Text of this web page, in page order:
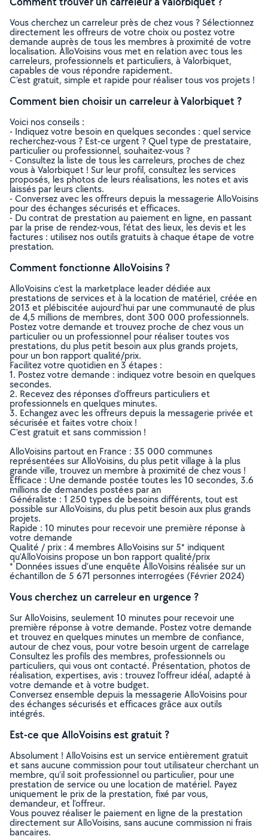
Vous cherchez un carreleur près de chez vous ? Sélectionnez
directement les offreurs de votre choix ou postez votre
demande auprès de tous les membres à proximité de votre
localisation. AlloVoisins vous met en relation avec tous les
carreleurs, professionnels et particuliers, à Valorbiquet,
capables de vous répondre rapidement.
C’est gratuit, simple et rapide pour réaliser tous vos projets !
Comment bien choisir un carreleur à Valorbiquet ?
Voici nos conseils :
- Indiquez votre besoin en quelques secondes : quel service
recherchez-vous ? Est-ce urgent ? Quel type de prestataire,
particulier ou professionnel, souhaitez-vous ?
- Consultez la liste de tous les carreleurs, proches de chez
vous à Valorbiquet ! Sur leur profil, consultez les services
proposés, les photos de leurs réalisations, les notes et avis
laissés par leurs clients.
- Conversez avec les offreurs depuis la messagerie AlloVoisins
pour des échanges sécurisés et efficaces.
- Du contrat de prestation au paiement en ligne, en passant
par la prise de rendez-vous, l’état des lieux, les devis et les
factures : utilisez nos outils gratuits à chaque étape de votre
prestation.
Comment fonctionne AlloVoisins ?
AlloVoisins c’est la marketplace leader dédiée aux
prestations de services et à la location de matériel, créée en
2013 et plébiscitée aujourd’hui par une communauté de plus
de 4,5 millions de membres, dont 300 000 professionnels.
Postez votre demande et trouvez proche de chez vous un
particulier ou un professionnel pour réaliser toutes vos
prestations, du plus petit besoin aux plus grands projets,
pour un bon rapport qualité/prix.
Facilitez votre quotidien en 3 étapes :
1. Postez votre demande : indiquez votre besoin en quelques
secondes.
2. Recevez des réponses d’offreurs particuliers et
professionnels en quelques minutes.
3. Echangez avec les offreurs depuis la messagerie privée et
sécurisée et faites votre choix !
C’est gratuit et sans commission !
AlloVoisins partout en France : 35 000 communes
représentées sur AlloVoisins, du plus petit village à la plus
grande ville, trouvez un membre à proximité de chez vous !
Efficace : Une demande postée toutes les 10 secondes, 3.6
millions de demandes postées par an
Généraliste : 1 250 types de besoins différents, tout est
possible sur AlloVoisins, du plus petit besoin aux plus grands
projets.
Rapide : 10 minutes pour recevoir une première réponse à
votre demande
Qualité / prix : 4 membres AlloVoisins sur 5* indiquent
qu’AlloVoisins propose un bon rapport qualité/prix
* Données issues d’une enquête AlloVoisins réalisée sur un
échantillon de 5 671 personnes interrogées (Février 2024)
Vous cherchez un carreleur en urgence ?
Sur AlloVoisins, seulement 10 minutes pour recevoir une
première réponse à votre demande. Postez votre demande
et trouvez en quelques minutes un membre de confiance,
autour de chez vous, pour votre besoin urgent de carrelage
Consultez les profils des membres, professionnels ou
particuliers, qui vous ont contacté. Présentation, photos de
réalisation, expertises, avis : trouvez l'offreur idéal, adapté à
votre demande et à votre budget.
Conversez ensemble depuis la messagerie AlloVoisins pour
des échanges sécurisés et efficaces grâce aux outils
intégrés.
Est-ce que AlloVoisins est gratuit ?
Absolument ! AlloVoisins est un service entièrement gratuit
et sans aucune commission pour tout utilisateur cherchant un
membre, qu’il soit professionnel ou particulier, pour une
prestation de service ou une location de matériel. Payez
uniquement le prix de la prestation, fixé par vous,
demandeur, et l’offreur.
Vous pouvez réaliser le paiement en ligne de la prestation
directement sur AlloVoisins, sans aucune commission ni frais
bancaires.